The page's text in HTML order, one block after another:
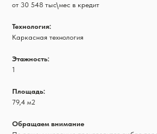
от 30 548 тыс\мес в кредит
Технология:
Каркасная технология
Этажность:
1
Площадь:
79,4 м2
Обращаем внимание